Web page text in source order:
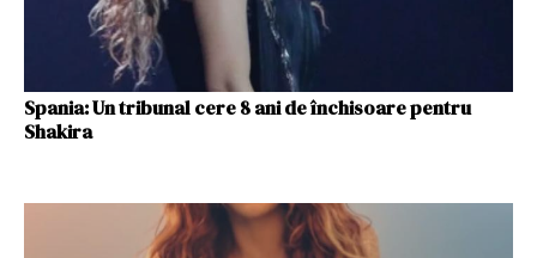
Spania: Un tribunal cere 8 ani de închisoare pentru
Shakira